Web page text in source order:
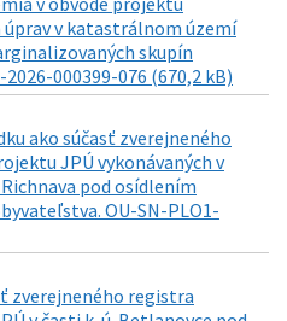
úprav v katastrálnom území
skupín
000399-076 (670,2 kB)
ako súčasť zverejneného
JPÚ vykonávaných v
pod osídlením
OU-SN-PLO1-
zverejneného registra